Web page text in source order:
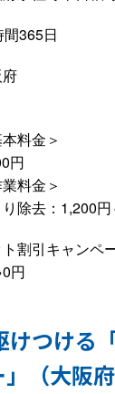
365日
本料金＞
円
業料金＞
除去：1,200円
割引キャンペ
円
けつける
（大阪府